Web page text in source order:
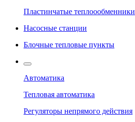
Пластинчатые теплоообменники
Насосные станции
Блочные тепловые пункты
Автоматика
Тепловая автоматика
Регуляторы непрямого действия